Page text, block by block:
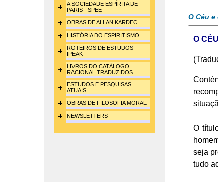
A SOCIEDADE ESPÍRITA DE
PARIS - SPEE
OBRAS DE ALLAN KARDEC
HISTÓRIA DO ESPIRITISMO
ROTEIROS DE ESTUDOS -
IPEAK
LIVROS DO CATÁLOGO
RACIONAL TRADUZIDOS
ESTUDOS E PESQUISAS
ATUAIS
OBRAS DE FILOSOFIA MORAL
NEWSLETTERS
O Céu
O
O
seja
tudo